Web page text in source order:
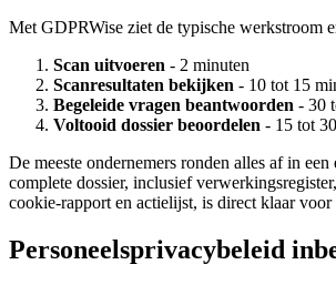
Met GDPRWise ziet de typische werkstroom
Scan uitvoeren - 2 minuten
Scanresultaten bekijken - 10 tot 15
Begeleide vragen beantwoorden - 30
Voltooid dossier beoordelen - 15 tot
De meeste ondernemers ronden alles af in een
complete dossier, inclusief
cookie-rapport en actielijst, is direct klaar voor
Personeelsprivacybeleid